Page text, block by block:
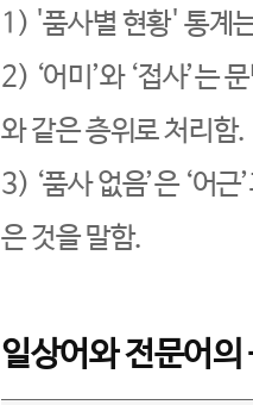
1) '품사별 현황' 통계
2) ‘어미’와 ‘접사’는
와 같은 층위로 처리함.
3) ‘품사 없음’은 ‘어
은 것을 말함.
일상어와 전문어의